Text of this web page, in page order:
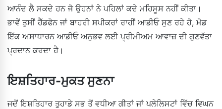
ਆਨੰਦ ਲੈ ਸਕਦੇ ਹਨ ਜੋ ਉਹਨਾਂ ਨੇ ਪਹਿਲਾਂ ਕਦੇ ਮਹਿਸੂਸ ਨਹੀਂ ਕੀਤਾ।
ਭਾਵੇਂ ਤੁਸੀਂ ਹੈੱਡਫੋਨ ਜਾਂ ਬਾਹਰੀ ਸਪੀਕਰਾਂ ਰਾਹੀਂ ਆਡੀਓ ਸੁਣ ਰਹੇ ਹੋ, ਮੋਡ
ਇੱਕ ਅਸਾਧਾਰਨ ਆਡੀਓ ਅਨੁਭਵ ਲਈ ਪ੍ਰੀਮੀਅਮ ਆਵਾਜ਼ ਦੀ ਗੁਣਵੱਤਾ
ਪ੍ਰਦਾਨ ਕਰਦਾ ਹੈ।
ਇਸ਼ਤਿਹਾਰ-ਮੁਕਤ ਸੁਣਨਾ
ਜਦੋਂ ਇਸ਼ਤਿਹਾਰ ਤੁਹਾਡੇ ਸਭ ਤੋਂ ਵਧੀਆ ਗੀਤਾਂ ਜਾਂ ਪਲੇਲਿਸਟਾਂ ਵਿੱਚ ਵਿਘਨ